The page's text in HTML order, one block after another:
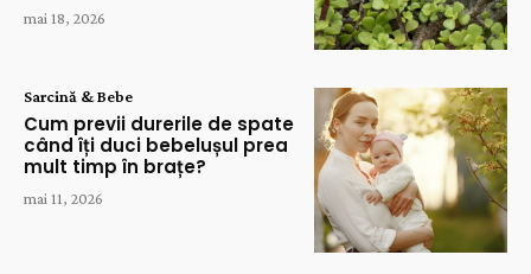
mai 18, 2026
Sarcină & Bebe
Cum previi durerile de spate
când îți duci bebelușul prea
mult timp în brațe?
mai 11, 2026